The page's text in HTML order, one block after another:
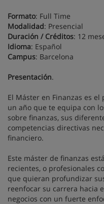
Formato: Full Time
Modalidad: Presencial
Duración / Créditos: 12
Idioma: Español
Campus: Barcelona
Presentación.
El Máster en Finanzas es
un año que te equipa con
sobre finanzas, sus
competencias directivas
financiero.
Este máster de finanzas
recientes, o profesionales
que quieran profundizar
reenfocar su carrera hacia
negocios con un fuerte